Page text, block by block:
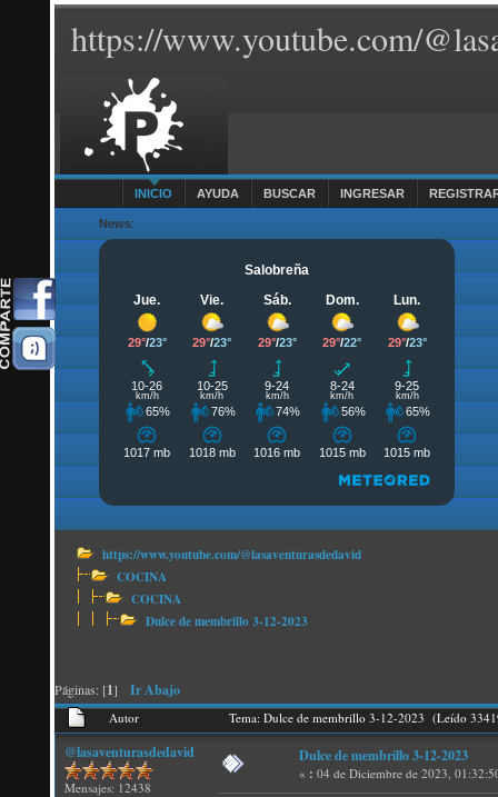
https://www.youtube.com/
INICIO AYUDA BUSCAR INGRESAR
News:
https://www.youtube.com/@lasaventurasdedavid
COCINA
COCINA
Dulce de membrillo 3-12-2023
Páginas: [1] Ir Abajo
Autor Tema: Dulce de membrillo 3-12-2023 (Leído
@lasaventurasdedavid
Mensajes: 12438
Dulce de membrillo 3-12-2023
« : 04 de Diciembre de 2023,